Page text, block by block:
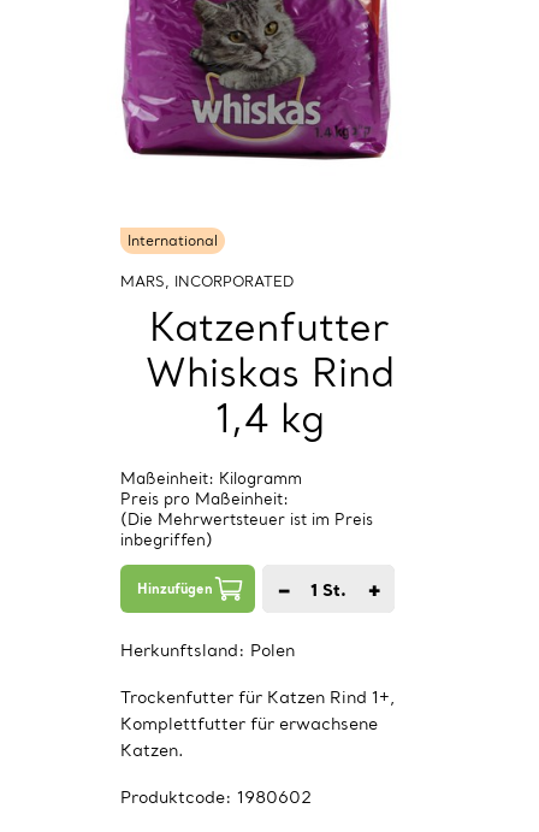
International
MARS, INCORPORATED
Katzenfutter
Whiskas Rind
1,4 kg
Maßeinheit: Kilogramm
Preis pro Maßeinheit:
(Die Mehrwertsteuer ist im Preis
inbegriffen)
Hinzufügen − 1 St. +
Herkunftsland: Polen
Trockenfutter für Katzen Rind 1+,
Komplettfutter für erwachsene
Katzen.
Produktcode: 1980602